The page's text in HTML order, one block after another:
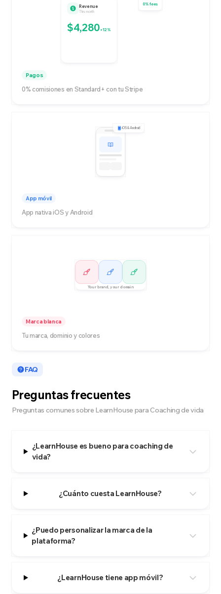
Revenue
This month
$4,280+12%
0% fees
Pagos
0% comisiones en Standard+ con tu Stripe
iOS & Android
App móvil
App nativa iOS y Android
Your brand, your domain
Marca blanca
Tu marca, dominio y colores
FAQ
Preguntas frecuentes
Preguntas comunes sobre LearnHouse para Coaching de vida
¿LearnHouse es bueno para coaching de
vida?
¿Cuánto cuesta LearnHouse?
¿Puedo personalizar la marca de la
plataforma?
¿LearnHouse tiene app móvil?